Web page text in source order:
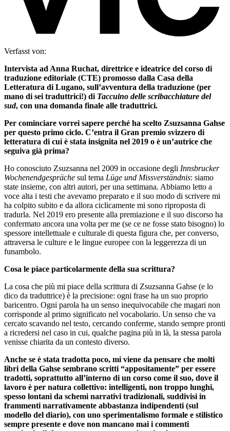
Verfasst von:
Intervista ad Anna Ruchat, direttrice e ideatrice del corso di
traduzione editoriale (CTE) promosso dalla Casa della
Letteratura di Lugano, sull’avventura della traduzione (per
mano di sei traduttrici!) di Taccuino delle scribacchiature del
sud, con una domanda finale alle traduttrici.
Per cominciare vorrei sapere perché ha scelto Zsuzsanna Gahse
per questo primo ciclo. C’entra il Gran premio svizzero di
letteratura di cui è stata insignita nel 2019 o è un’autrice che
seguiva già prima?
Ho conosciuto Zsuzsanna nel 2009 in occasione degli Innsbrucker
Wochenendgespräche sul tema Lüge und Missverständnis: siamo
state insieme, con altri autori, per una settimana. Abbiamo letto a
voce alta i testi che avevamo preparato e il suo modo di scrivere mi
ha colpito subito e da allora ciclicamente mi sono riproposta di
tradurla. Nel 2019 ero presente alla premiazione e il suo discorso ha
confermato ancora una volta per me (se ce ne fosse stato bisogno) lo
spessore intellettuale e culturale di questa figura che, per converso,
attraversa le culture e le lingue europee con la leggerezza di un
funambolo.
Cosa le piace particolarmente della sua scrittura?
La cosa che più mi piace della scrittura di Zsuzsanna Gahse (e lo
dico da traduttrice) è la precisione: ogni frase ha un suo proprio
baricentro. Ogni parola ha un senso inequivocabile che magari non
corrisponde al primo significato nel vocabolario. Un senso che va
cercato scavando nel testo, cercando conferme, stando sempre pronti
a ricredersi nel caso in cui, qualche pagina più in là, la stessa parola
venisse chiarita da un contesto diverso.
Anche se è stata tradotta poco, mi viene da pensare che molti
libri della Gahse sembrano scritti “appositamente” per essere
tradotti, soprattutto all’interno di un corso come il suo, dove il
lavoro è per natura collettivo: intelligenti, non troppo lunghi,
spesso lontani da schemi narrativi tradizionali, suddivisi in
frammenti narrativamente abbastanza indipendenti (sul
modello del diario), con uno sperimentalismo formale e stilistico
sempre presente e dove non mancano mai i commenti